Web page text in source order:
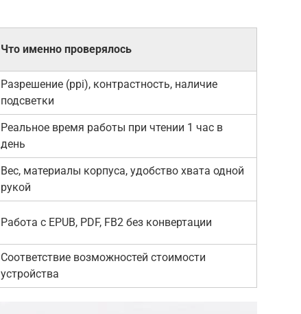
Что именно проверялось
Разрешение (ppi), контрастность, наличие
подсветки
Реальное время работы при чтении 1 час в
день
Вес, материалы корпуса, удобство хвата одной
рукой
Работа с EPUB, PDF, FB2 без конвертации
Соответствие возможностей стоимости
устройства